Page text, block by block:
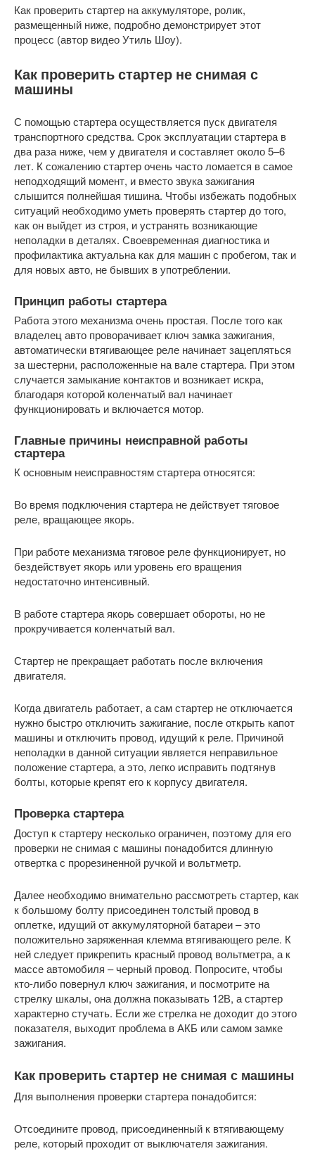
Как проверить стартер на аккумуляторе, ролик,
размещенный ниже, подробно демонстрирует этот
процесс (автор видео Утиль Шоу).
Как проверить стартер не снимая с
машины
С помощью стартера осуществляется пуск двигателя
транспортного средства. Срок эксплуатации стартера в
два раза ниже, чем у двигателя и составляет около 5–6
лет. К сожалению стартер очень часто ломается в самое
неподходящий момент, и вместо звука зажигания
слышится полнейшая тишина. Чтобы избежать подобных
ситуаций необходимо уметь проверять стартер до того,
как он выйдет из строя, и устранять возникающие
неполадки в деталях. Своевременная диагностика и
профилактика актуальна как для машин с пробегом, так и
для новых авто, не бывших в употреблении.
Принцип работы стартера
Работа этого механизма очень простая. После того как
владелец авто проворачивает ключ замка зажигания,
автоматически втягивающее реле начинает зацепляться
за шестерни, расположенные на вале стартера. При этом
случается замыкание контактов и возникает искра,
благодаря которой коленчатый вал начинает
функционировать и включается мотор.
Главные причины неисправной работы
стартера
К основным неисправностям стартера относятся:
Во время подключения стартера не действует тяговое
реле, вращающее якорь.
При работе механизма тяговое реле функционирует, но
бездействует якорь или уровень его вращения
недостаточно интенсивный.
В работе стартера якорь совершает обороты, но не
прокручивается коленчатый вал.
Стартер не прекращает работать после включения
двигателя.
Когда двигатель работает, а сам стартер не отключается
нужно быстро отключить зажигание, после открыть капот
машины и отключить провод, идущий к реле. Причиной
неполадки в данной ситуации является неправильное
положение стартера, а это, легко исправить подтянув
болты, которые крепят его к корпусу двигателя.
Проверка стартера
Доступ к стартеру несколько ограничен, поэтому для его
проверки не снимая с машины понадобится длинную
отвертка с прорезиненной ручкой и вольтметр.
Далее необходимо внимательно рассмотреть стартер, как
к большому болту присоединен толстый провод в
оплетке, идущий от аккумуляторной батареи – это
положительно заряженная клемма втягивающего реле. К
ней следует прикрепить красный провод вольтметра, а к
массе автомобиля – черный провод. Попросите, чтобы
кто-либо повернул ключ зажигания, и посмотрите на
стрелку шкалы, она должна показывать 12В, а стартер
характерно стучать. Если же стрелка не доходит до этого
показателя, выходит проблема в АКБ или самом замке
зажигания.
Как проверить стартер не снимая с машины
Для выполнения проверки стартера понадобится:
Отсоедините провод, присоединенный к втягивающему
реле, который проходит от выключателя зажигания.